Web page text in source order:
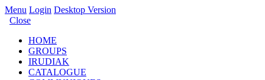
Menu Login Desktop Version
Close
HOME
GROUPS
IRUDIAK
CATALOGUE